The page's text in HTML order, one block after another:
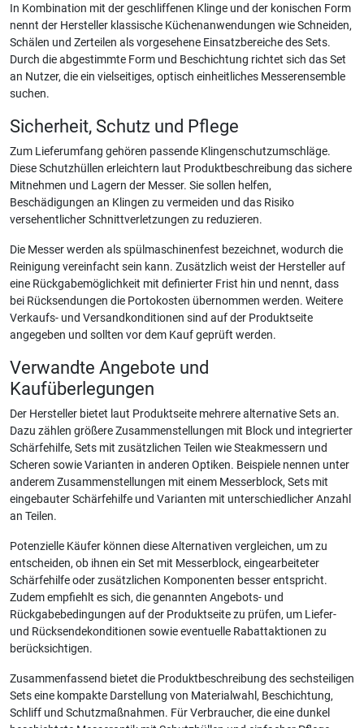
In Kombination mit der geschliffenen Klinge und der konischen Form
nennt der Hersteller klassische Küchenanwendungen wie Schneiden,
Schälen und Zerteilen als vorgesehene Einsatzbereiche des Sets.
Durch die abgestimmte Form und Beschichtung richtet sich das Set
an Nutzer, die ein vielseitiges, optisch einheitliches Messerensemble
suchen.
Sicherheit, Schutz und Pflege
Zum Lieferumfang gehören passende Klingenschutzumschläge.
Diese Schutzhüllen erleichtern laut Produktbeschreibung das sichere
Mitnehmen und Lagern der Messer. Sie sollen helfen,
Beschädigungen an Klingen zu vermeiden und das Risiko
versehentlicher Schnittverletzungen zu reduzieren.
Die Messer werden als spülmaschinenfest bezeichnet, wodurch die
Reinigung vereinfacht sein kann. Zusätzlich weist der Hersteller auf
eine Rückgabemöglichkeit mit definierter Frist hin und nennt, dass
bei Rücksendungen die Portokosten übernommen werden. Weitere
Verkaufs- und Versandkonditionen sind auf der Produktseite
angegeben und sollten vor dem Kauf geprüft werden.
Verwandte Angebote und
Kaufüberlegungen
Der Hersteller bietet laut Produktseite mehrere alternative Sets an.
Dazu zählen größere Zusammenstellungen mit Block und integrierter
Schärfehilfe, Sets mit zusätzlichen Teilen wie Steakmessern und
Scheren sowie Varianten in anderen Optiken. Beispiele nennen unter
anderem Zusammenstellungen mit einem Messerblock, Sets mit
eingebauter Schärfehilfe und Varianten mit unterschiedlicher Anzahl
an Teilen.
Potenzielle Käufer können diese Alternativen vergleichen, um zu
entscheiden, ob ihnen ein Set mit Messerblock, eingearbeiteter
Schärfehilfe oder zusätzlichen Komponenten besser entspricht.
Zudem empfiehlt es sich, die genannten Angebots- und
Rückgabebedingungen auf der Produktseite zu prüfen, um Liefer-
und Rücksendekonditionen sowie eventuelle Rabattaktionen zu
berücksichtigen.
Zusammenfassend bietet die Produktbeschreibung des sechsteiligen
Sets eine kompakte Darstellung von Materialwahl, Beschichtung,
Schliff und Schutzmaßnahmen. Für Verbraucher, die eine dunkel